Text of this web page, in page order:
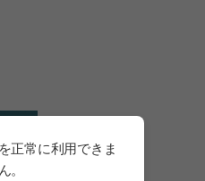
正常に利用できま
。